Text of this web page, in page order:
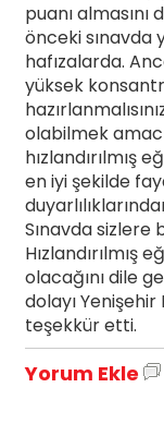
puanı
önceki sınavda
hafızalarda.
yüksek
olabilmek
hızlandırılmış
en iyi şekilde
Sınavda sizlere
Hızlandırılmış
olacağını dile
dolayı
teşekkür etti.
Yorum Ekle